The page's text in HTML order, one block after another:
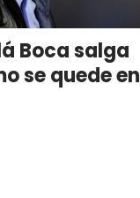
Boca salga
se quede en